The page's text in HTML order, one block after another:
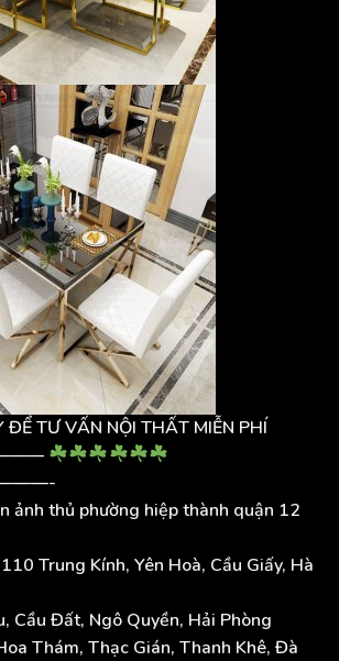
ĐỂ TƯ VẤN NỘI THẤT MIỄN PHÍ
ảnh thủ phường hiệp thành quận 12
Trung Kính, Yên Hoà, Cầu Giấy, Hà
Cầu Đất, Ngô Quyền, Hải Phòng
Thám, Thạc Gián, Thanh Khê, Đà